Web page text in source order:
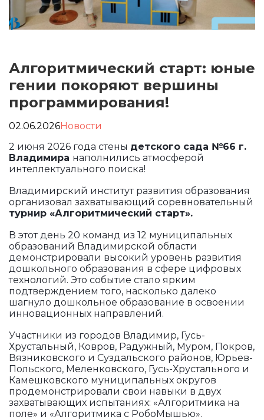
Алгоритмический старт: юные
гении покоряют вершины
программирования!
02.06.2026Новости
2 июня 2026 года стены детского сада №66 г.
Владимира наполнились атмосферой
интеллектуального поиска!
Владимирский институт развития образования
организовал захватывающий соревновательный
турнир «Алгоритмический старт».
В этот день 20 команд из 12 муниципальных
образований Владимирской области
демонстрировали высокий уровень развития
дошкольного образования в сфере цифровых
технологий. Это событие стало ярким
подтверждением того, насколько далеко
шагнуло дошкольное образование в освоении
инновационных направлений.
Участники из городов Владимир, Гусь-
Хрустальный, Ковров, Радужный, Муром, Покров,
Вязниковского и Суздальского районов, Юрьев-
Польского, Меленковского, Гусь-Хрустального и
Камешковского муниципальных округов
продемонстрировали свои навыки в двух
захватывающих испытаниях: «Алгоритмика на
поле» и «Алгоритмика с РобоМышью».